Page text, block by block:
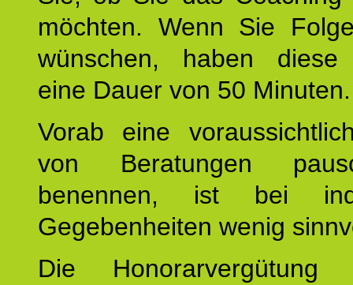
möchten. Wenn Sie
wünschen, haben diese
eine Dauer von 50 Minuten.
Vorab eine
von Beratungen
benennen, ist bei
Gegebenheiten wenig
Die